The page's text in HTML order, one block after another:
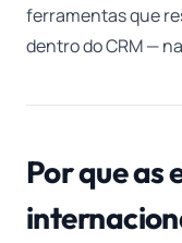
ferramentas que
dentro do CRM —
Por que as